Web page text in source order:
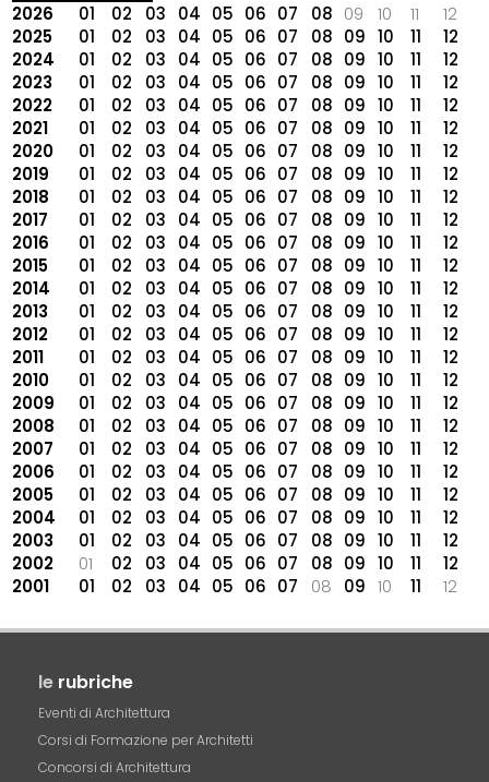
2026 01 02 03 04 05 06 07 08 09 10 11
12
2025
01 02 03 04 05 06 07 08 09 10 11
12
2024
01 02 03 04 05 06 07 08 09 10 11
12
2023
01 02 03 04 05 06 07 08 09 10 11
12
2022
01 02 03 04 05 06 07 08 09 10 11
12
2021
01 02 03 04 05 06 07 08 09 10 11
12
2020
01 02 03 04 05 06 07 08 09 10 11
12
2019
01 02 03 04 05 06 07 08 09 10 11
12
2018
01 02 03 04 05 06 07 08 09 10 11
12
2017
01 02 03 04 05 06 07 08 09 10 11
12
2016
01 02 03 04 05 06 07 08 09 10 11
12
2015
01 02 03 04 05 06 07 08 09 10 11
12
2014
01 02 03 04 05 06 07 08 09 10 11
12
2013
01 02 03 04 05 06 07 08 09 10 11
12
2012
01 02 03 04 05 06 07 08 09 10 11
12
2011
01 02 03 04 05 06 07 08 09 10 11
12
2010
01 02 03 04 05 06 07 08 09 10 11
12
2009
01 02 03 04 05 06 07 08 09 10 11
12
2008
01 02 03 04 05 06 07 08 09 10 11
12
2007
01 02 03 04 05 06 07 08 09 10 11
12
2006
01 02 03 04 05 06 07 08 09 10 11
12
2005
01 02 03 04 05 06 07 08 09 10 11
12
2004
01 02 03 04 05 06 07 08 09 10 11
12
2003
01 02 03 04 05 06 07 08 09 10 11
12
2002
01 02 03 04 05 06 07 08 09 10 11
12
2001
01 02 03 04 05 06 07 08 09 10 11 12
le rubriche
Eventi di Architettura
Corsi di Formazione per Architetti
Concorsi di Architettura